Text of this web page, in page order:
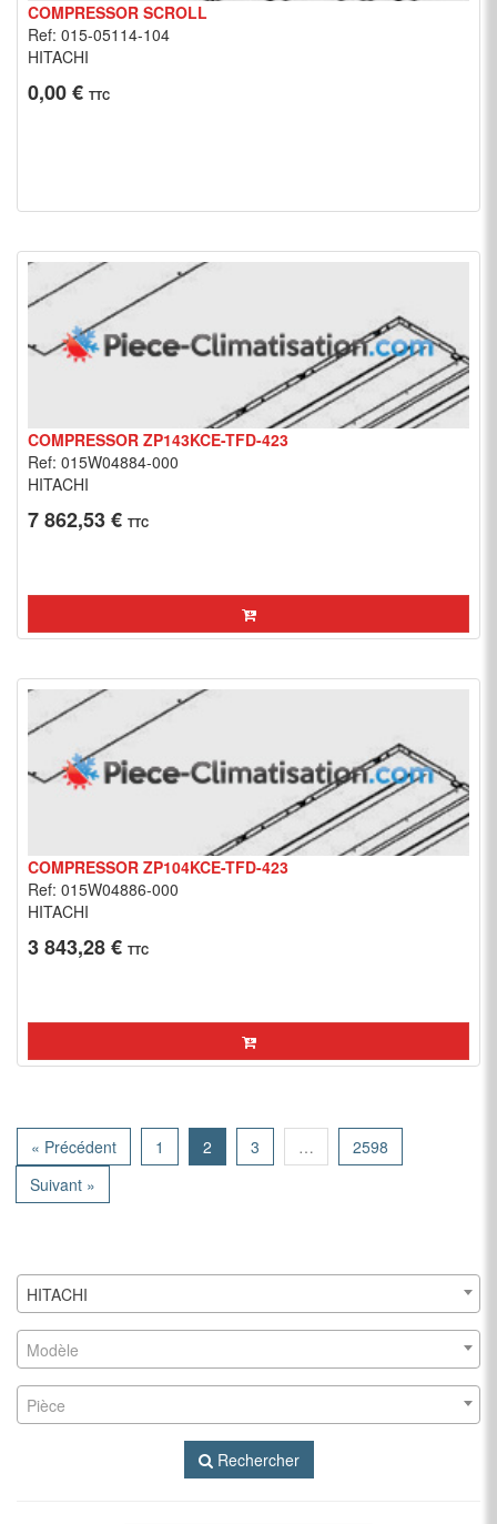
COMPRESSOR SCROLL
Ref: 015-05114-104
HITACHI
0,00 € TTC
COMPRESSOR ZP143KCE-TFD-423
Ref: 015W04884-000
HITACHI
7 862,53 € TTC
COMPRESSOR ZP104KCE-TFD-423
Ref: 015W04886-000
HITACHI
3 843,28 € TTC
« Précédent 1 2 3 …
2598
Suivant »
HITACHI
Modèle
Pièce
Rechercher